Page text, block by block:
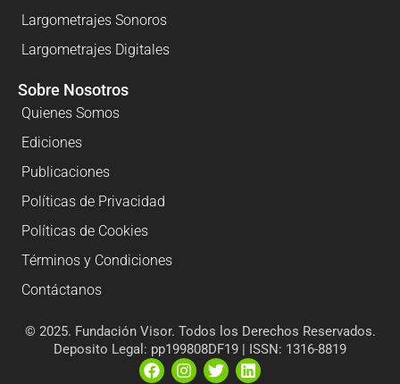
Largometrajes Sonoros
Largometrajes Digitales
Sobre Nosotros
Quienes Somos
Ediciones
Publicaciones
Políticas de Privacidad
Políticas de Cookies
Términos y Condiciones
Contáctanos
© 2025. Fundación Visor. Todos los Derechos Reservados.
Deposito Legal: pp199808DF19 | ISSN: 1316-8819